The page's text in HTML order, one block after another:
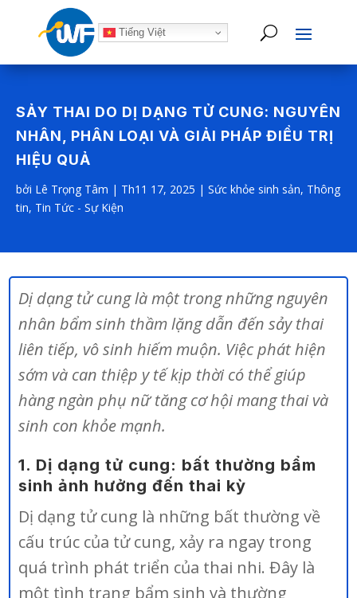
Tiếng Việt
SẢY THAI DO DỊ DẠNG TỬ CUNG: NGUYÊN
NHÂN, PHÂN LOẠI VÀ GIẢI PHÁP ĐIỀU TRỊ
HIỆU QUẢ
bởi Lê Trọng Tâm | Th11 17, 2025 | Sức khỏe sinh sản, Thông
tin, Tin Tức - Sự Kiện
Dị dạng tử cung là một trong những nguyên
nhân bẩm sinh thầm lặng dẫn đến sảy thai
liên tiếp, vô sinh hiếm muộn. Việc phát hiện
sớm và can thiệp y tế kịp thời có thể giúp
hàng ngàn phụ nữ tăng cơ hội mang thai và
sinh con khỏe mạnh.
1. Dị dạng tử cung: bất thường bẩm
sinh ảnh hưởng đến thai kỳ
Dị dạng tử cung là những bất thường về
cấu trúc của tử cung, xảy ra ngay trong
quá trình phát triển của thai nhi. Đây là
một tình trạng bẩm sinh và thường